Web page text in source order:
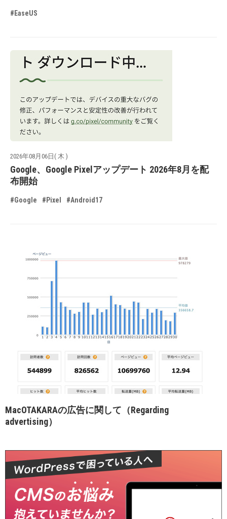
#EaseUS
2026年08月06日( 木 )
Google、Google Pixelアップデート 2026年8月を配
布開始
#Google #Pixel #Android17
MacOTAKARAの広告に関して（Regarding
advertising）